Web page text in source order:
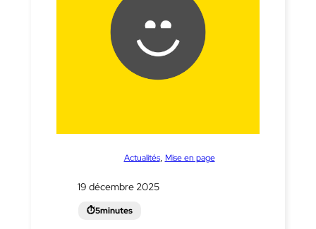
Actualités, Mise en page
19 décembre 2025